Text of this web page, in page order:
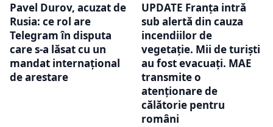
Pavel Durov, acuzat de
Rusia: ce rol are
Telegram în disputa
care s-a lăsat cu un
mandat internațional
de arestare
UPDATE Franța intră
sub alertă din cauza
incendiilor de
vegetație. Mii de turiști
au fost evacuați. MAE
transmite o
atenționare de
călătorie pentru
români